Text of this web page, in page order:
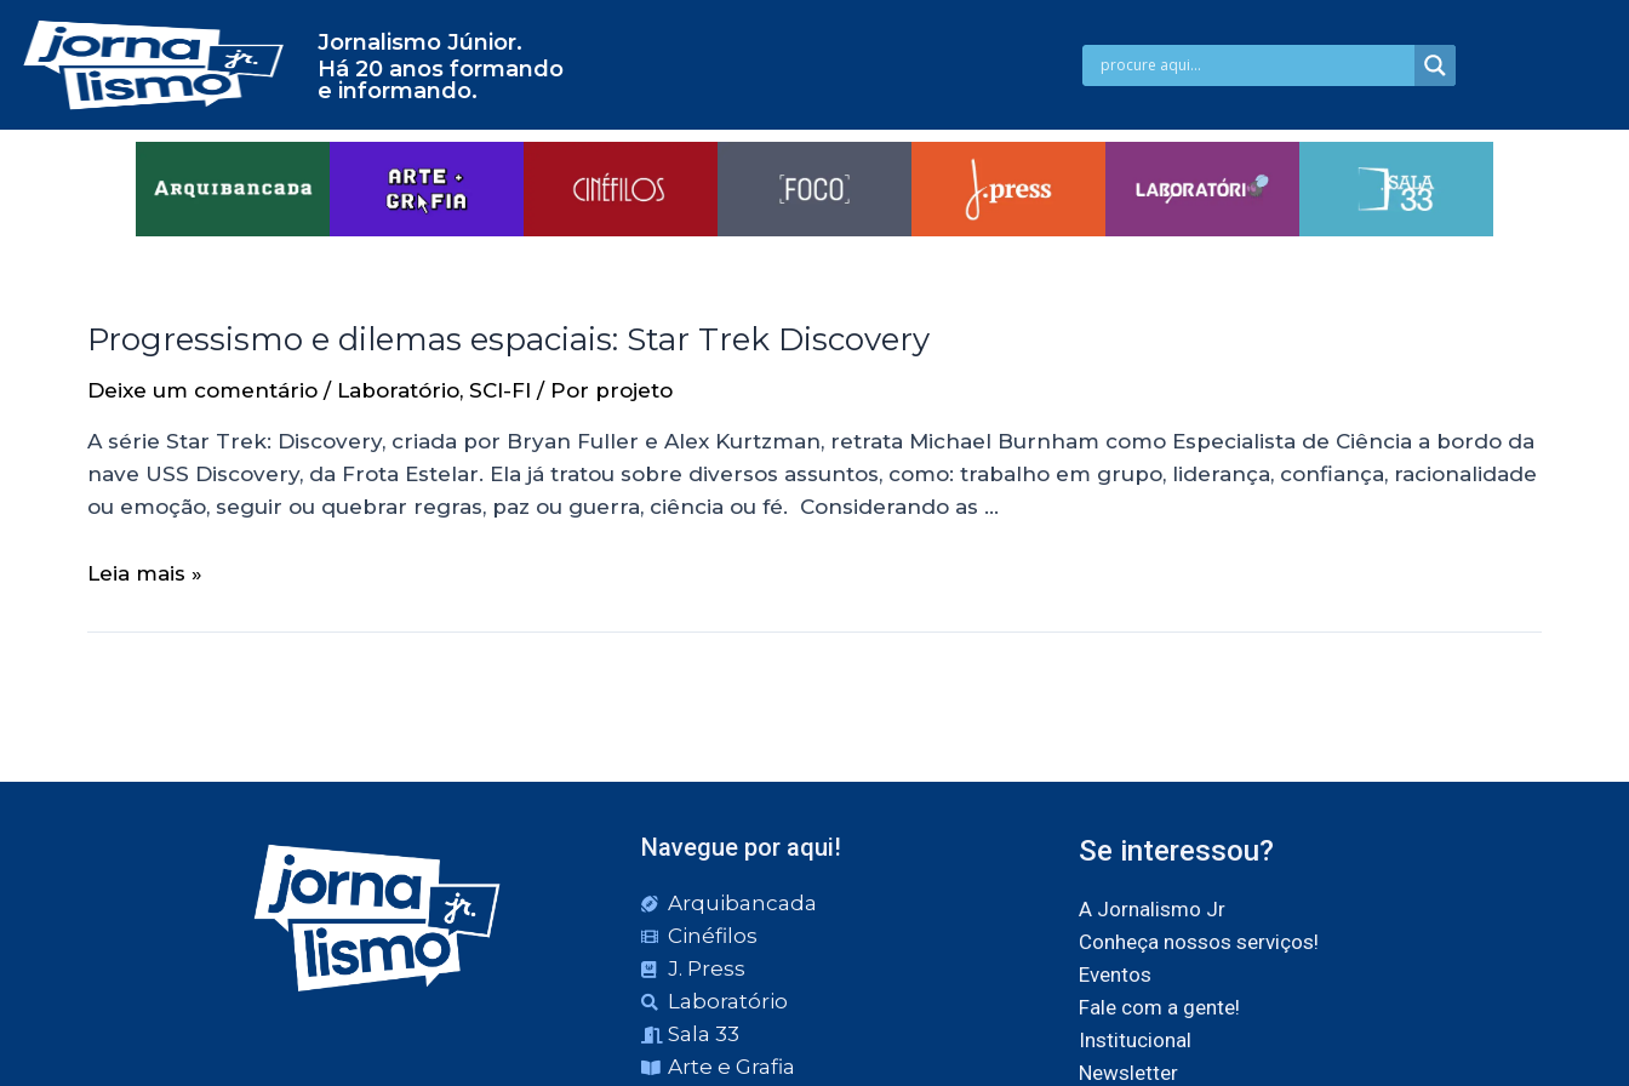
Jornalismo Júnior.
Há 20 anos formando
e informando.
Progressismo e dilemas espaciais: Star Trek Discovery
Deixe um comentário / Laboratório, SCI-FI / Por projeto
A série Star Trek: Discovery, criada por Bryan Fuller e Alex Kurtzman, retrata Michael Burnham como Especialista de Ciência a bordo da
nave USS Discovery, da Frota Estelar. Ela já tratou sobre diversos assuntos, como: trabalho em grupo, liderança, confiança, racionalidade
ou emoção, seguir ou quebrar regras, paz ou guerra, ciência ou fé. Considerando as …
Leia mais »
Navegue por aqui!
Arquibancada
Cinéfilos
J. Press
Laboratório
Sala 33
Arte e Grafia
Se interessou?
A Jornalismo Jr
Conheça nossos serviços!
Eventos
Fale com a gente!
Institucional
Newsletter